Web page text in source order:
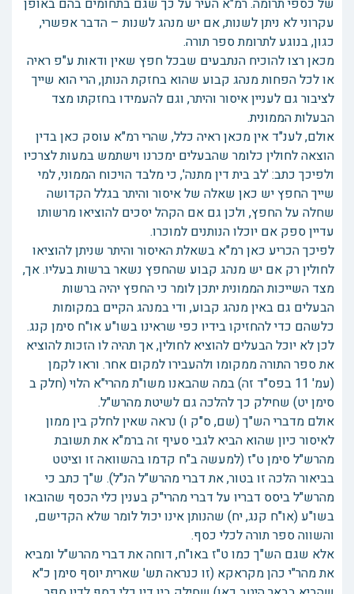
של כספי תרומה. רמ"א העיר על כך שגם בתחומים בהם באופן
עקרוני לא ניתן לשנות, אם יש מנהג לשנות – הדבר אפשרי,
כגון, בנוגע לתרומת ספר תורה.
מכאן רצו להוכיח הנתבעים שבכל חפץ שאין ודאות ע"פ ראיה
או לכל הפחות מנהג קבוע שהוא בחזקת הנותן, הרי הוא שייך
לציבור גם לעניין איסור והיתר, וגם להעמידו בחזקתו מצד
הבעלות הממונית.
אולם, לענ"ד אין מכאן ראיה כלל, שהרי רמ"א עוסק כאן בדין
הוצאה לחולין כלומר שהבעלים ימכרנו וישתמש במעות לצרכיו
ולפיכך כתב: 'לב בית דין מתנה', כי מלבד הויכוח הממוני, למי
שייך החפץ יש כאן שאלה של איסור והיתר בגלל הקדושה
שחלה על החפץ, ולכן גם אם הקהל יסכים להוציאו מרשותו
עדיין ספק אם יוכלו הנותנים למוכרו.
לפיכך הכריע כאן רמ"א בשאלת האיסור והיתר שניתן להוציאו
לחולין רק אם יש מנהג קבוע שהחפץ נשאר ברשות בעליו. אך,
מצד השייכות הממונית יתכן לומר כי החפץ יהיה ברשות
הבעלים גם באין מנהג קבוע, ודי במנהג הקיים במקומות
כלשהם כדי להחזיקו בידיו כפי שראינו בשו"ע או"ח סימן קנג.
לכן לא יוכל הבעלים להוציא לחולין, אך תהיה לו הזכות להוציא
את ספר התורה ממקומו ולהעבירו למקום אחר. וראו לקמן
(עמ' 11 בפס"ד זה) במה שהבאנו משו"ת מהרי"א הלוי (חלק ב
סימן יט) שחילק כך להלכה גם לשיטת מהרש"ל.
אולם מדברי הש"ך (שם, ס"ק ו) נראה שאין לחלק בין ממון
לאיסור כיון שהוא הביא לגבי סעיף זה ברמ"א את תשובת
מהרש"ל סימן ט"ז (למעשה ב"ח קדמו בהשוואה זו וציטט
בביאור הלכה זו בטור, את דברי מהרש"ל הנ"ל). ש"ך כתב כי
מהרש"ל ביסס דבריו על דברי מהרי"ק בענין כלי הכסף שהובאו
בשו"ע (או"ח קנג, יח) שהנותן אינו יכול לומר שלא הקדישם,
והשווה ספר תורה לכלי כסף.
אלא שגם הש"ך כמו ט"ז באו"ח, דוחה את דברי מהרש"ל ומביא
את מהר"י כהן מקראקא (זו כנראה תש' שארית יוסף סימן כ"א